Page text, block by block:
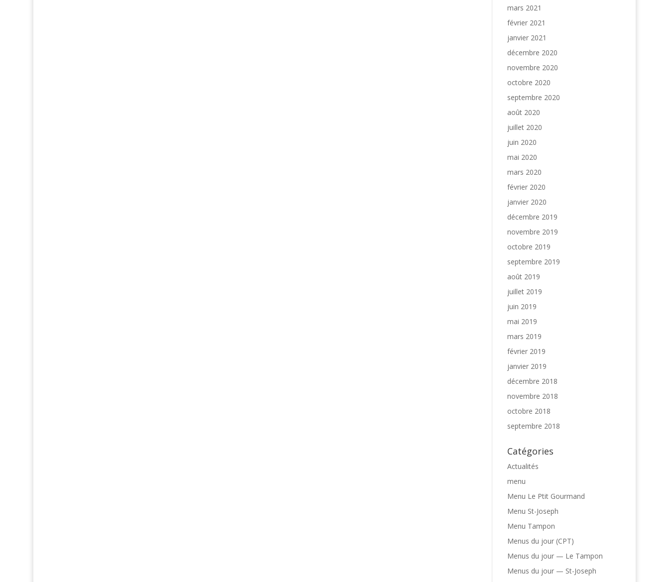
mars 2021
février 2021
janvier 2021
décembre 2020
novembre 2020
octobre 2020
septembre 2020
août 2020
juillet 2020
juin 2020
mai 2020
mars 2020
février 2020
janvier 2020
décembre 2019
novembre 2019
octobre 2019
septembre 2019
août 2019
juillet 2019
juin 2019
mai 2019
mars 2019
février 2019
janvier 2019
décembre 2018
novembre 2018
octobre 2018
septembre 2018
Catégories
Actualités
menu
Menu Le Ptit Gourmand
Menu St-Joseph
Menu Tampon
Menus du jour (CPT)
Menus du jour — Le Tampon
Menus du jour — St-Joseph